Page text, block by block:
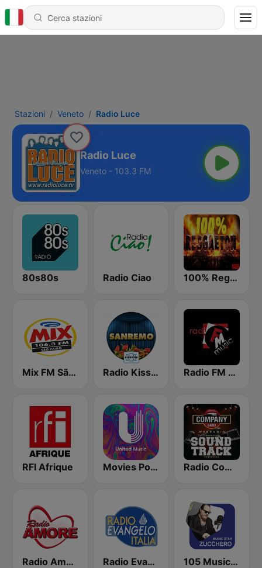
Stazioni Veneto Radio Luce
Radio Luce
Veneto - 103.3 FM
80s80s Radio Ciao 100% Reggaeton Radio
Mix FM São Paulo Radio Kiss Kiss Sanremo Radio FM Music
RFI Afrique Movies Pop Hits - United Music Radio Company SoundTrack
Radio Amore Catania Radio Evangelo Italia 105 Music Star: Zucchero